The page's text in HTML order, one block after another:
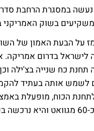
נעשה במסגרת הרחבת
בשוק האמריקני במרץ
על הבעת האמון של
לישראל בדרום אמריקה.
תחנת כח שנייה בצ'ילה
לשמש אותה בעתיד
הכוח, מופעלת